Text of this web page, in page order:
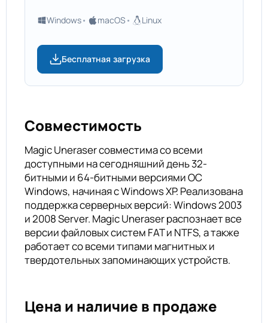
Windows macOS Linux
Бесплатная загрузка
Совместимость
Magic Uneraser совместима со всеми
доступными на сегодняшний день 32-
битными и 64-битными версиями ОС
Windows, начиная с Windows XP. Реализована
поддержка серверных версий: Windows 2003
и 2008 Server. Magic Uneraser распознает все
версии файловых систем FAT и NTFS, а также
работает со всеми типами магнитных и
твердотельных запоминающих устройств.
Цена и наличие в продаже